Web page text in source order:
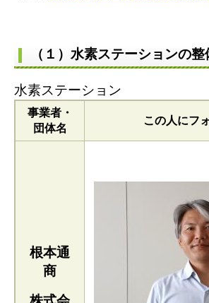
（１） 水素ステーションの
水素ステーション
事業者・
団体名
この人にフ
根本通
商